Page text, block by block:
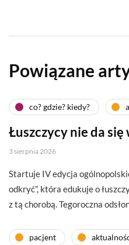
Powiązane
co? gdzie? kiedy?
Łuszczycy nie da się
3 sierpnia 2026
Startuje IV edycja
odkryć”, która edukuje o
z tą chorobą. Tegoroczna
pacjent